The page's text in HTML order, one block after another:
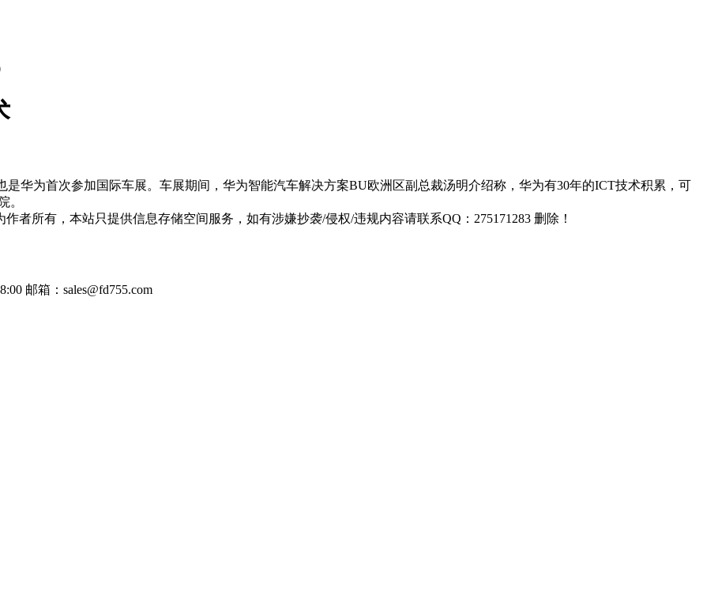
是华为首次参加国际车展。车展期间，华为智能汽车解决方案BU欧洲区副总裁汤明介绍称，华为有30年的ICT技术积累，可
。
作者所有，本站只提供信息存储空间服务，如有涉嫌抄袭/侵权/违规内容请联系QQ：275171283 删除！
邮箱：sales@fd755.com